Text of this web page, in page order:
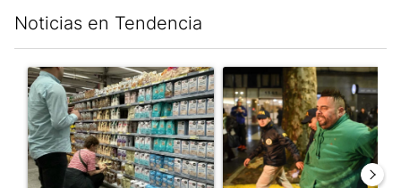
Noticias en Tendencia
Un artículo de tendencia con el título "Inflación y dólar: cuáles
Un artículo de tendencia con